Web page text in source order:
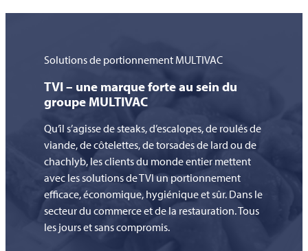
Solutions de portionnement MULTIVAC
TVI– une marque forte au sein du
groupe MULTIVAC
Qu’il s’agisse de steaks, d’escalopes, de roulés de
viande, de côtelettes, de torsades de lard ou de
chachlyb, les clients du monde entier mettent
avec les solutions deTVIun portionnement
efficace, économique, hygiénique et sûr. Dans le
secteur du commerce et de la restauration. Tous
les jours et sans compromis.